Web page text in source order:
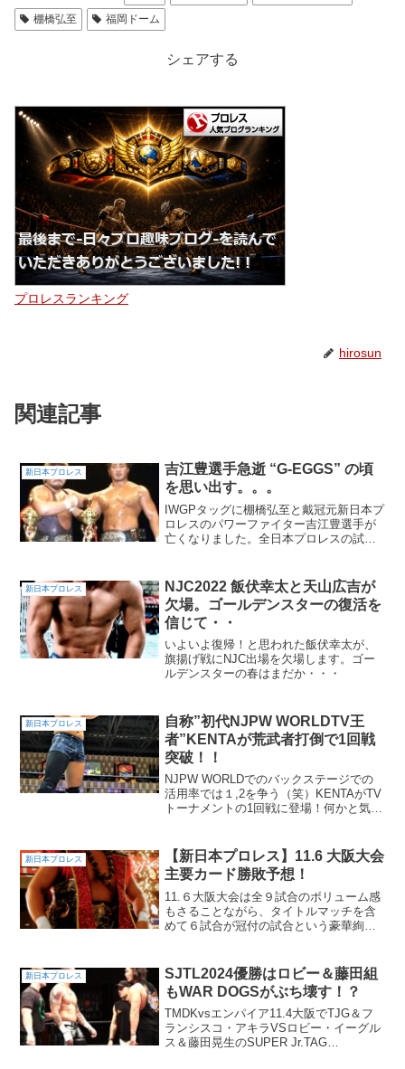
棚橋弘至
福岡ドーム
シェアする
プロレスランキング
hirosun
関連記事
新日本プロレス
吉江豊選手急逝 “G-EGGS” の頃
を思い出す。。。
IWGPタッグに棚橋弘至と戴冠元新日本プ
ロレスのパワーファイター吉江豊選手が
亡くなりました。全日本プロレスの試合
から、死因は動脈硬化によるものとのこ
とです。吉江豊という...
新日本プロレス
NJC2022 飯伏幸太と天山広吉が
欠場。ゴールデンスターの復活を
信じて・・
いよいよ復帰！と思われた飯伏幸太が、
旗揚げ戦にNJC出場を欠場します。ゴー
ルデンスターの春はまだか・・・
新日本プロレス
自称”初代NJPW WORLDTV王
者”KENTAが荒武者打倒で1回戦
突破！！
NJPW WORLDでのバックステージでの
活用率では１,2を争う（笑）KENTAがTV
トーナメントの1回戦に登場！何かと気に
新日本プロレス
【新日本プロレス】11.6 大阪大会
主要カード勝敗予想！
11.６大阪大会は全９試合のボリューム感
もさることながら、タイトルマッチを含
めて６試合が冠付の試合という豪華絢爛
か！？
新日本プロレス
SJTL2024優勝はロビー＆藤田組
もWAR DOGSがぶち壊す！？
TMDKvsエンパイア11.4大阪でTJG＆フ
ランシスコ・アキラVSロビー・イーグル
ス＆藤田晃生のSUPER Jr.TAG